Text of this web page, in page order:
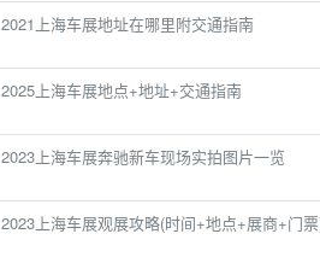
2021上海车展地址在哪里附交通指南
2025上海车展地点+地址+交通指南
2023上海车展奔驰新车现场实拍图片一览
2023上海车展观展攻略(时间+地点+展商+门